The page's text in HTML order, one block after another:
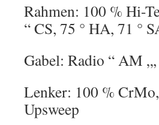
Rahmen: 100 % Hi-
“ CS, 75 ° HA, 71 °
Gabel: Radio “ AM
Lenker: 100 %
Upsweep